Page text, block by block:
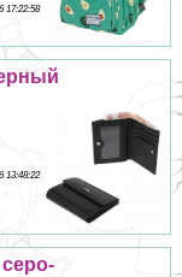
17:22:58
13:48:22